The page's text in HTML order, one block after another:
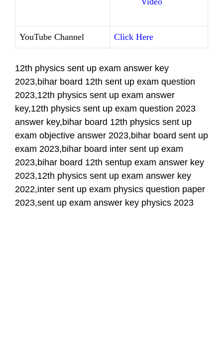
YouTube Channel Click Here
12th physics sent up exam answer key
2023,bihar board 12th sent up exam question
2023,12th physics sent up exam answer
key,12th physics sent up exam question 2023
answer key,bihar board 12th physics sent up
exam objective answer 2023,bihar board sent up
exam 2023,bihar board inter sent up exam
2023,bihar board 12th sentup exam answer key
2023,12th physics sent up exam answer key
2022,inter sent up exam physics question paper
2023,sent up exam answer key physics 2023